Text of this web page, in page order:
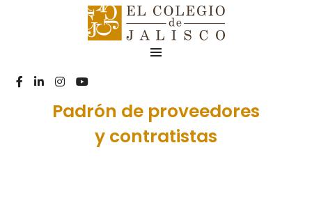
Padrón de proveedores
y contratistas